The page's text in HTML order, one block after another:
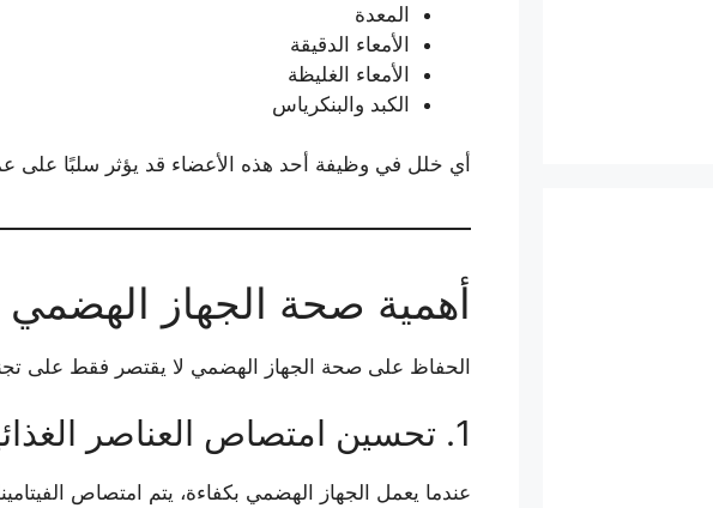
المعدة
الأمعاء الدقيقة
الأمعاء الغليظة
الكبد والبنكرياس
أي خلل في وظيفة أحد هذه الأعضاء قد يؤثر سلبًا على
أهمية صحة الجهاز الهضمي
الحفاظ على صحة الجهاز الهضمي لا يقتصر فقط على
1. تحسين امتصاص العناصر الغذائية
عندما يعمل الجهاز الهضمي بكفاءة، يتم امتصاص